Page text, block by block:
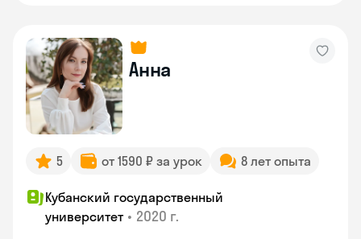
Анна
5 от 1590 ₽ за урок 8 лет опыта
Кубанский государственный
университет • 2020 г.